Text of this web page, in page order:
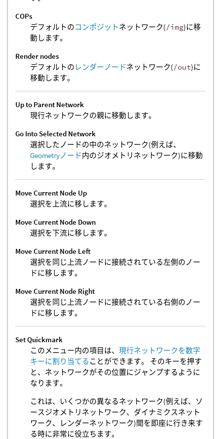
COPs
デフォルトのコンポジットネットワーク(/img)に移
動します。
Render nodes
デフォルトの レンダーノードネットワーク(/out)に
移動します。
Up to Parent Network
現行ネットワークの親に移動します。
Go Into Selected Network
選択したノードの中のネットワーク(例えば、
Geometryノード内のジオメトリネットワーク)に移動
します。
Move Current Node Up
選択を上流に移します。
Move Current Node Down
選択を下流に移します。
Move Current Node Left
選択を同じ上流ノードに接続されている左側のノー
ドに移します。
Move Current Node Right
選択を同じ上流ノードに接続されている右側のノー
ドに移します。
Set Quickmark
このメニュー内の項目は、 現行ネットワークを数字
キーに割り当てる ことができます。 そのキーを押す
と、ネットワークがその位置にジャンプするように
なります。
これは、いくつかの異なるネットワーク(例えば、ソ
ースジオメトリネットワーク、ダイナミクスネット
ワーク、レンダーネットワーク)間を即座に行き来す
る時に非常に役立ちます。